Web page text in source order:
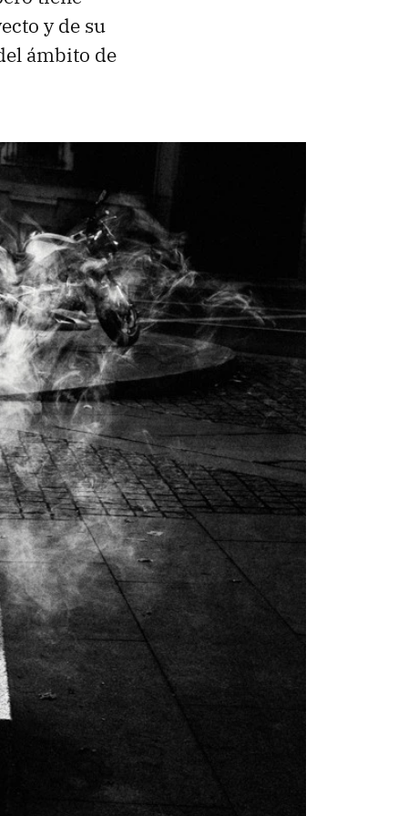
y de su
ámbito de